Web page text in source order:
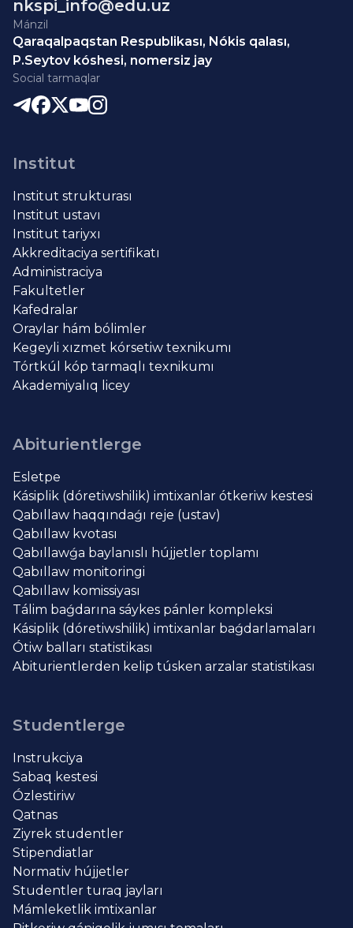
nkspi_info@edu.uz
Mánzil
Qaraqalpaqstan Respublikası, Nókis qalası,
P.Seytov kóshesi, nomersiz jay
Social tarmaqlar
Institut
Institut strukturası
Institut ustavı
Institut tariyxı
Akkreditaciya sertifikatı
Administraciya
Fakultetler
Kafedralar
Oraylar hám bólimler
Kegeyli xızmet kórsetiw texnikumı
Tórtkúl kóp tarmaqlı texnikumı
Akademiyalıq licey
Abiturientlerge
Esletpe
Kásiplik (dóretiwshilik) imtixanlar ótkeriw kestesi
Qabıllaw haqqındaǵı reje (ustav)
Qabıllaw kvotası
Qabıllawǵa baylanıslı hújjetler toplamı
Qabıllaw monitoringi
Qabıllaw komissiyası
Tálim baǵdarına sáykes pánler kompleksi
Kásiplik (dóretiwshilik) imtixanlar baǵdarlamaları
Ótiw balları statistikası
Abiturientlerden kelip túsken arzalar statistikası
Studentlerge
Instrukciya
Sabaq kestesi
Ózlestiriw
Qatnas
Ziyrek studentler
Stipendiatlar
Normativ hújjetler
Studentler turaq jayları
Mámleketlik imtixanlar